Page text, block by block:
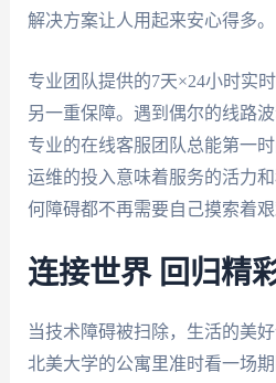
解决方案让人用起来安心得多。
专业团队提供的7天×24小时实
另一重保障。遇到偶尔的线路
专业的在线客服团队总能第一
运维的投入意味着服务的活力
何障碍都不再需要自己摸索着艰
连接世界 回归精
当技术障碍被扫除，生活的美
北美大学的公寓里准时看一场